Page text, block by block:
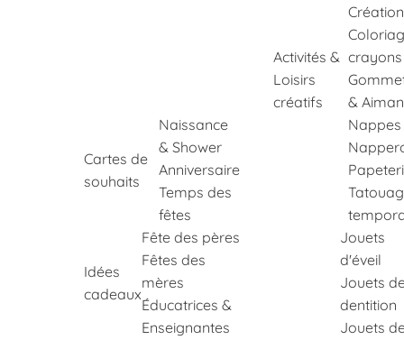
Cartes de
souhaits
Naissance
& Shower
Anniversaire
Temps des
fêtes
Idées
cadeaux
Fête des pères
Fêtes des
mères
Éducatrices &
Enseignantes
Activités &
Loisirs
créatifs
Création
crayons
&
Nappes
Jouets
d'éveil
Jouets
dentition
Jouets